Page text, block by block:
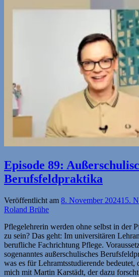
Episode 89:
Berufsfeldpraktika
Veröffentlicht am 8. November 202415.
Roland Brühe
Pflegelehrerin werden ohne selbst in der
zu sein? Das geht: Im universitären
berufliche Fachrichtung Pflege.
sogenanntes außerschulisches
was es für Lehramtsstudierende bedeutet,
mich mit Martin Karstädt, der dazu